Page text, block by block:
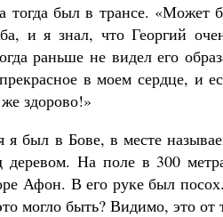
тогда был в трансе. «Может
и я знал, что Георгий
раньше не видел его
в моем сердце, и
здорово!»
я был в Бове, в месте
деревом. На поле в 300
Афон. В его руке был
могло быть? Видимо, это от